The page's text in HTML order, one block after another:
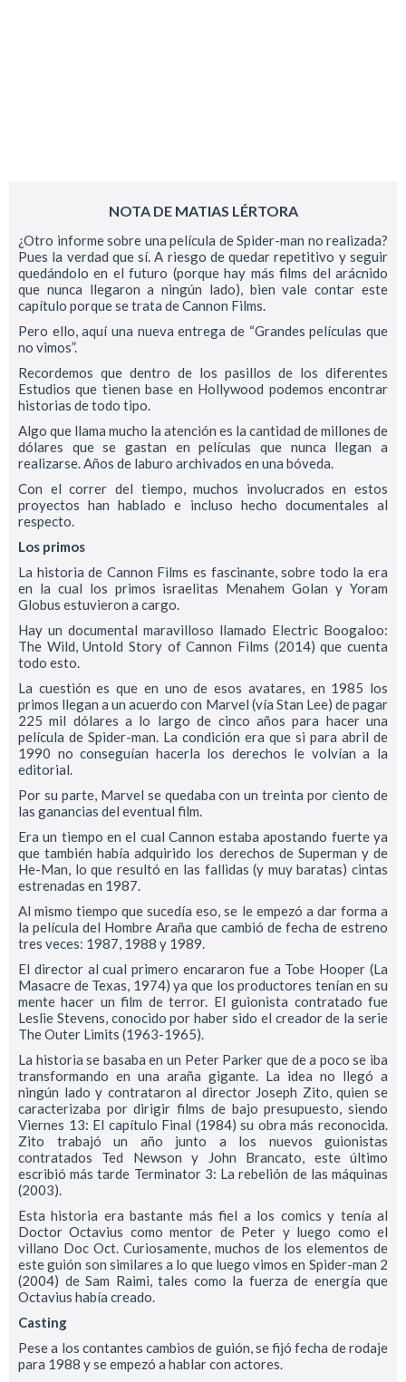
NOTA DE MATIAS LÉRTORA
¿Otro informe sobre una película de Spider-man no realizada?
Pues la verdad que sí. A riesgo de quedar repetitivo y seguir
quedándolo en el futuro (porque hay más films del arácnido
que nunca llegaron a ningún lado), bien vale contar este
capítulo porque se trata de Cannon Films.
Pero ello, aquí una nueva entrega de “Grandes películas que
no vimos”.
Recordemos que dentro de los pasillos de los diferentes
Estudios que tienen base en Hollywood podemos encontrar
historias de todo tipo.
Algo que llama mucho la atención es la cantidad de millones de
dólares que se gastan en películas que nunca llegan a
realizarse. Años de laburo archivados en una bóveda.
Con el correr del tiempo, muchos involucrados en estos
proyectos han hablado e incluso hecho documentales al
respecto.
Los primos
La historia de Cannon Films es fascinante, sobre todo la era
en la cual los primos israelitas Menahem Golan y Yoram
Globus estuvieron a cargo.
Hay un documental maravilloso llamado Electric Boogaloo:
The Wild, Untold Story of Cannon Films (2014) que cuenta
todo esto.
La cuestión es que en uno de esos avatares, en 1985 los
primos llegan a un acuerdo con Marvel (vía Stan Lee) de pagar
225 mil dólares a lo largo de cinco años para hacer una
película de Spider-man. La condición era que si para abril de
1990 no conseguían hacerla los derechos le volvían a la
editorial.
Por su parte, Marvel se quedaba con un treinta por ciento de
las ganancias del eventual film.
Era un tiempo en el cual Cannon estaba apostando fuerte ya
que también había adquirido los derechos de Superman y de
He-Man, lo que resultó en las fallidas (y muy baratas) cintas
estrenadas en 1987.
Al mismo tiempo que sucedía eso, se le empezó a dar forma a
la película del Hombre Araña que cambió de fecha de estreno
tres veces: 1987, 1988 y 1989.
El director al cual primero encararon fue a Tobe Hooper (La
Masacre de Texas, 1974) ya que los productores tenían en su
mente hacer un film de terror. El guionista contratado fue
Leslie Stevens, conocido por haber sido el creador de la serie
The Outer Limits (1963-1965).
La historia se basaba en un Peter Parker que de a poco se iba
transformando en una araña gigante. La idea no llegó a
ningún lado y contrataron al director Joseph Zito, quien se
caracterizaba por dirigir films de bajo presupuesto, siendo
Viernes 13: El capítulo Final (1984) su obra más reconocida.
Zito trabajó un año junto a los nuevos guionistas
contratados Ted Newson y John Brancato, este último
escribió más tarde Terminator 3: La rebelión de las máquinas
(2003).
Esta historia era bastante más fiel a los comics y tenía al
Doctor Octavius como mentor de Peter y luego como el
villano Doc Oct. Curiosamente, muchos de los elementos de
este guión son similares a lo que luego vimos en Spider-man 2
(2004) de Sam Raimi, tales como la fuerza de energía que
Octavius había creado.
Casting
Pese a los contantes cambios de guión, se fijó fecha de rodaje
para 1988 y se empezó a hablar con actores.